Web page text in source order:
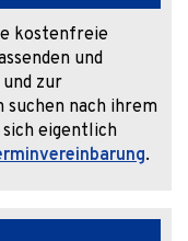
kostenfreie
und
zur
suchen nach ihrem
sich eigentlich
.